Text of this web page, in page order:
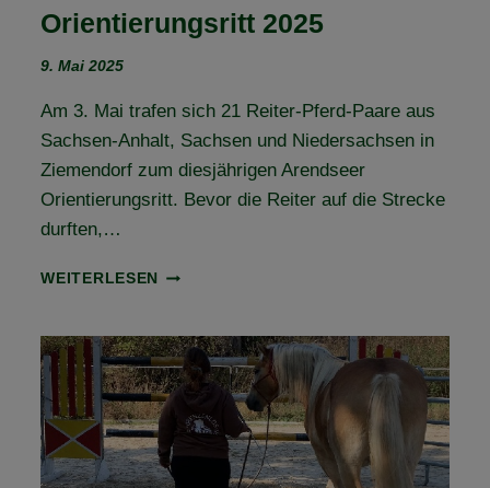
Orientierungsritt 2025
9. Mai 2025
Am 3. Mai trafen sich 21 Reiter-Pferd-Paare aus
Sachsen-Anhalt, Sachsen und Niedersachsen in
Ziemendorf zum diesjährigen Arendseer
Orientierungsritt. Bevor die Reiter auf die Strecke
durften,…
WEITERLESEN
RÜCKBLICK
2025